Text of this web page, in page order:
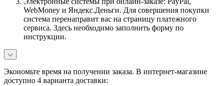
WebMoney и Яндекс.Деньги. Для совершения покупки
система перенаправит вас на страницу платежного
сервиса. Здесь необходимо заполнить форму по
инструкции.
Экономьте время на получении заказа. В интернет-магазине
доступно 4 варианта доставки: